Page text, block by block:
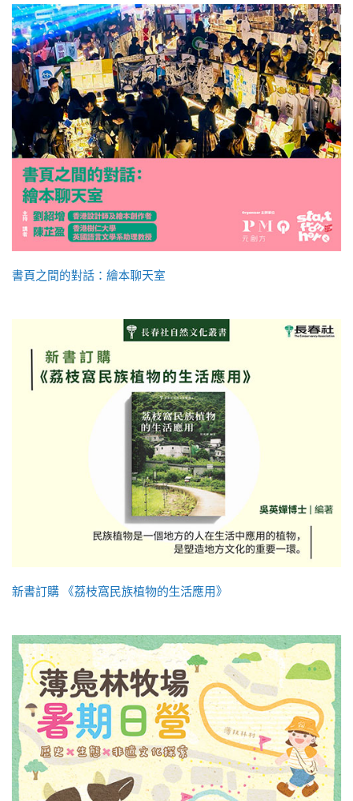
書頁之間的對話：繪本聊天室
新書訂購 《荔枝窩民族植物的生活應用》